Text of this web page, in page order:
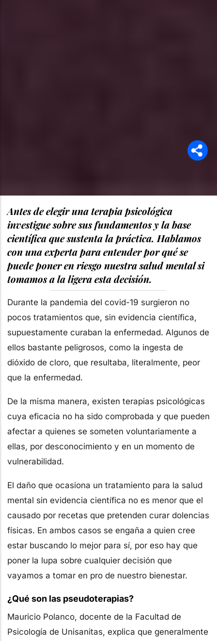
Antes de elegir una terapia psicológica
investigue sobre sus fundamentos y la base
científica que sustenta la práctica. Hablamos
con una experta para entender por qué se
puede poner en riesgo nuestra salud mental si
tomamos a la ligera esta decisión.
Durante la pandemia del covid-19 surgieron no
pocos tratamientos que, sin evidencia científica,
supuestamente curaban la enfermedad. Algunos de
ellos bastante peligrosos, como la ingesta de
dióxido de cloro, que resultaba, literalmente, peor
que la enfermedad.
De la misma manera, existen terapias psicológicas
cuya eficacia no ha sido comprobada y que pueden
afectar a quienes se someten voluntariamente a
ellas, por desconocimiento y en un momento de
vulnerabilidad.
El daño que ocasiona un tratamiento para la salud
mental sin evidencia científica no es menor que el
causado por recetas que pretenden curar dolencias
físicas. En ambos casos se engaña a quien cree
estar buscando lo mejor para sí, por eso hay que
poner la lupa sobre cualquier decisión que
vayamos a tomar en pro de nuestro bienestar.
¿Qué son las pseudoterapias?
Mauricio Polanco, docente de la Facultad de
Psicología de Unisanitas, explica que generalmente